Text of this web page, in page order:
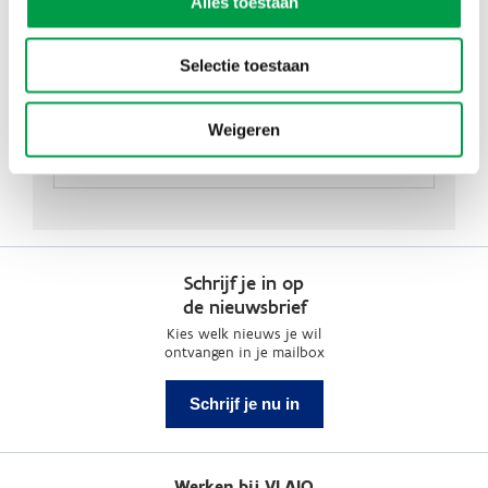
Selectie toestaan
Weigeren
Schrijf je in op
de nieuwsbrief
Kies welk nieuws je wil
ontvangen in je mailbox
Schrijf je nu in